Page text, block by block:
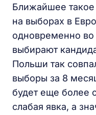
Ближайшее
на выборах в
одновременно во
выбирают
Польши так
выборы за 8
будет еще более
слабая явка, а